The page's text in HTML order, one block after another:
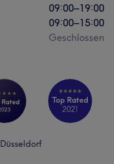
09:00–19:00
09:00–15:00
Geschlossen
Düsseldorf